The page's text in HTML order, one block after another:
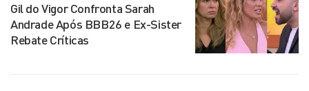
Gil do Vigor Confronta Sarah
Andrade Após BBB26 e Ex-Sister
Rebate Críticas